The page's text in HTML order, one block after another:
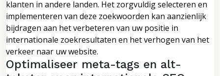
klanten in andere landen. Het zorgvuldig selecteren en
implementeren van deze zoekwoorden kan aanzienlijk
bijdragen aan het verbeteren van uw positie in
internationale zoekresultaten en het verhogen van het
verkeer naar uw website.
Optimaliseer meta-tags en alt-